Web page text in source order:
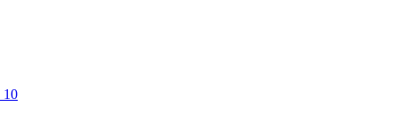
10